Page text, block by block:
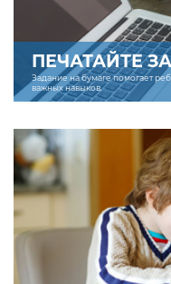
ПЕЧАТАЙТЕ
Задание на бумаге помогает
важных навыков.